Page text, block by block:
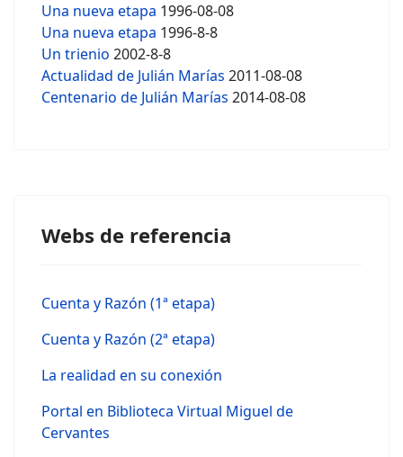
Una nueva etapa 1996-08-08
Una nueva etapa 1996-8-8
Un trienio 2002-8-8
Actualidad de Julián Marías 2011-08-08
Centenario de Julián Marías 2014-08-08
Webs de referencia
Cuenta y Razón (1ª etapa)
Cuenta y Razón (2ª etapa)
La realidad en su conexión
Portal en Biblioteca Virtual Miguel de
Cervantes